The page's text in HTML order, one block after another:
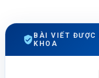
BÀI VIẾT ĐƯỢC
KHOA